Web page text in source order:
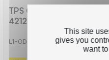
TPS OD5100Y - Tambour
42126605 - Jaune
L1-OD5100Y
This site
gives you
want